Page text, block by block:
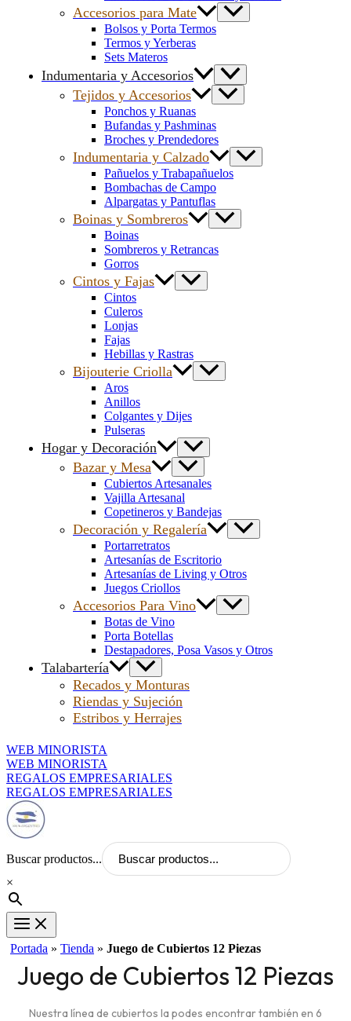
Accesorios para Mate
Bolsos y Porta Termos
Termos y Yerberas
Sets Materos
Indumentaria y Accesorios
Tejidos y Accesorios
Ponchos y Ruanas
Bufandas y Pashminas
Broches y Prendedores
Indumentaria y Calzado
Pañuelos y Trabapañuelos
Bombachas de Campo
Alpargatas y Pantuflas
Boinas y Sombreros
Boinas
Sombreros y Retrancas
Gorros
Cintos y Fajas
Cintos
Culeros
Lonjas
Fajas
Hebillas y Rastras
Bijouterie Criolla
Aros
Anillos
Colgantes y Dijes
Pulseras
Hogar y Decoración
Bazar y Mesa
Cubiertos Artesanales
Vajilla Artesanal
Copetineros y Bandejas
Decoración y Regalería
Portarretratos
Artesanías de Escritorio
Artesanías de Living y Otros
Juegos Criollos
Accesorios Para Vino
Botas de Vino
Porta Botellas
Destapadores, Posa Vasos y Otros
Talabartería
Recados y Monturas
Riendas y Sujeción
Estribos y Herrajes
WEB MINORISTA
WEB MINORISTA
REGALOS EMPRESARIALES
REGALOS EMPRESARIALES
Buscar productos...
×
Portada » Tienda » Juego de Cubiertos 12 Piezas
Juego de Cubiertos 12 Piezas
Nuestra línea de cubiertos la podes encontrar también en 6